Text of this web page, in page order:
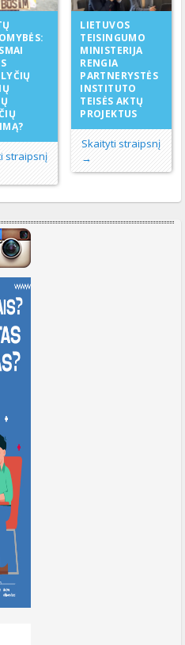
straipsnį
LIETUVOS
TEISINGUMO
MINISTERIJA
RENGIA
PARTNERYSTĖS
INSTITUTO
TEISĖS AKTŲ
PROJEKTUS
Skaityti straipsnį
→